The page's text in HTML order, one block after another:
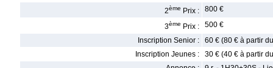
2ème Prix : 800 €
3ème Prix :
500 €
Inscription Senior :
60 € (80 € à partir
Inscription Jeunes :
30 € (40 € à partir